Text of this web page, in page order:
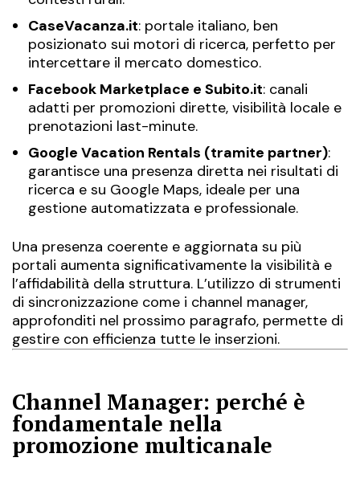
CaseVacanza.it: portale italiano, ben
posizionato sui motori di ricerca, perfetto per
intercettare il mercato domestico.
Facebook Marketplace e Subito.it: canali
adatti per promozioni dirette, visibilità locale e
prenotazioni last-minute.
Google Vacation Rentals (tramite partner):
garantisce una presenza diretta nei risultati di
ricerca e su Google Maps, ideale per una
gestione automatizzata e professionale.
Una presenza coerente e aggiornata su più
portali aumenta significativamente la visibilità e
l’affidabilità della struttura. L’utilizzo di strumenti
di sincronizzazione come i channel manager,
approfonditi nel prossimo paragrafo, permette di
gestire con efficienza tutte le inserzioni.
Channel Manager: perché è
fondamentale nella
promozione multicanale